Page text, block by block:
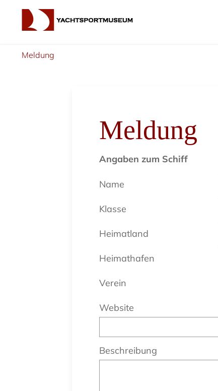
Meldung
Meldung
Angaben zum Schiff
Name
Klasse
Heimatland
Heimathafen
Verein
Website
Beschreibung